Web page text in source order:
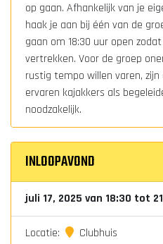
op gaan. Afhankelijk van je
haak je aan bij één van de
gaan om 18:30 uur open
vertrekken. Voor de groep
rustig tempo willen varen,
ervaren kajakkers als
noodzakelijk.
INLOOPAVOND
juli 17, 2025 van 18:30 tot
Locatie: Clubhuis